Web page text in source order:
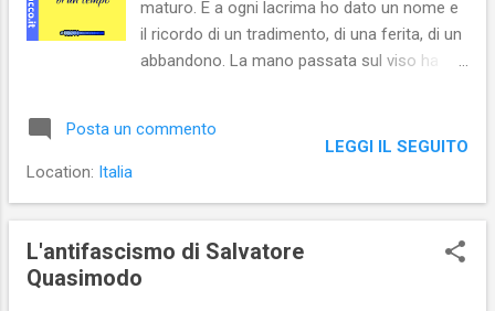
maturo. E a ogni lacrima ho dato un nome e
il ricordo di un tradimento, di una ferita, di un
abbandono. La mano passata sul viso ha
Posta un commento
Location: Italia
LEGGI IL SEGUITO
L'antifascismo di Salvatore
Quasimodo